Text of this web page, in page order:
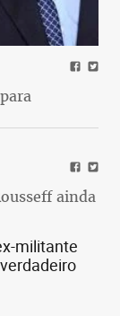
ainda
militante